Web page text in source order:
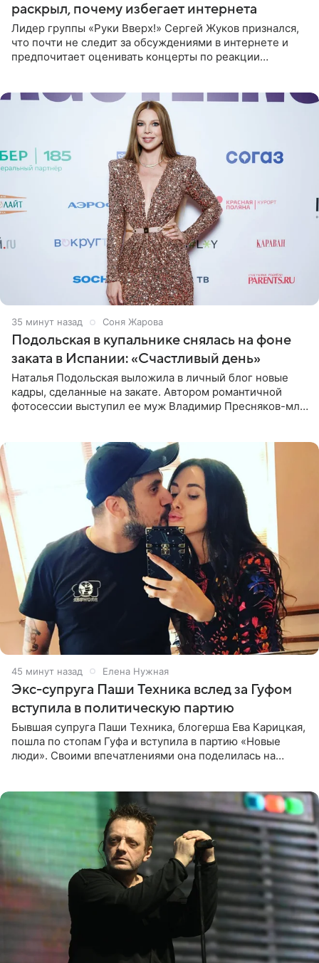
раскрыл, почему избегает интернета
Лидер группы «Руки Вверх!» Сергей Жуков признался,
что почти не следит за обсуждениями в интернете и
предпочитает оценивать концерты по реакции
35 минут назад Соня Жарова
Подольская в купальнике снялась на фоне
заката в Испании: «Счастливый день»
Наталья Подольская выложила в личный блог новые
кадры, сделанные на закате. Автором романтичной
фотосессии выступил ее муж Владимир Пресняков-мл.
45 минут назад Елена Нужная
Экс-супруга Паши Техника вслед за Гуфом
вступила в политическую партию
Бывшая супруга Паши Техника, блогерша Ева Карицкая,
пошла по стопам Гуфа и вступила в партию «Новые
люди». Своими впечатлениями она поделилась на